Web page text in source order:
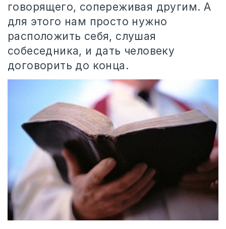
говорящего, сопереживая другим. А
для этого нам просто нужно
расположить себя, слушая
собеседника, и дать человеку
договорить до конца.